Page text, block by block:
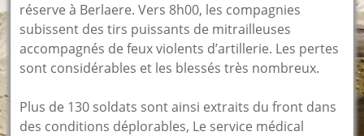
réserve à Berlaere. Vers 8h00, les compagnies
subissent des tirs puissants de mitrailleuses
accompagnés de feux violents d’artillerie. Les pertes
sont considérables et les blessés très nombreux.
Plus de 130 soldats sont ainsi extraits du front dans
des conditions déplorables, Le service médical